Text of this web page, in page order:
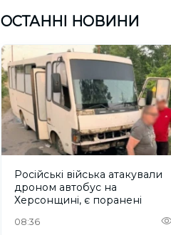
ОСТАННІ НОВИНИ
Російські війська атакували
дроном автобус на
Херсонщині, є поранені
08:36